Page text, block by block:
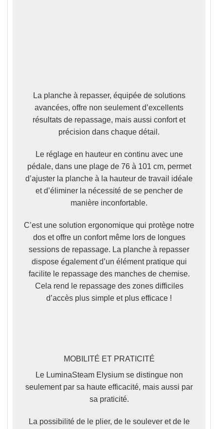
La planche à repasser, équipée de solutions
avancées, offre non seulement d’excellents
résultats de repassage, mais aussi confort et
précision dans chaque détail.
Le réglage en hauteur en continu avec une
pédale, dans une plage de 76 à 101 cm, permet
d’ajuster la planche à la hauteur de travail idéale
et d’éliminer la nécessité de se pencher de
manière inconfortable.
C’est une solution ergonomique qui protège notre
dos et offre un confort même lors de longues
sessions de repassage. La planche à repasser
dispose également d’un élément pratique qui
facilite le repassage des manches de chemise.
Cela rend le repassage des zones difficiles
d’accès plus simple et plus efficace !
MOBILITÉ ET PRATICITÉ
Le LuminaSteam Elysium se distingue non
seulement par sa haute efficacité, mais aussi par
sa praticité.
La possibilité de le plier, de le soulever et de le